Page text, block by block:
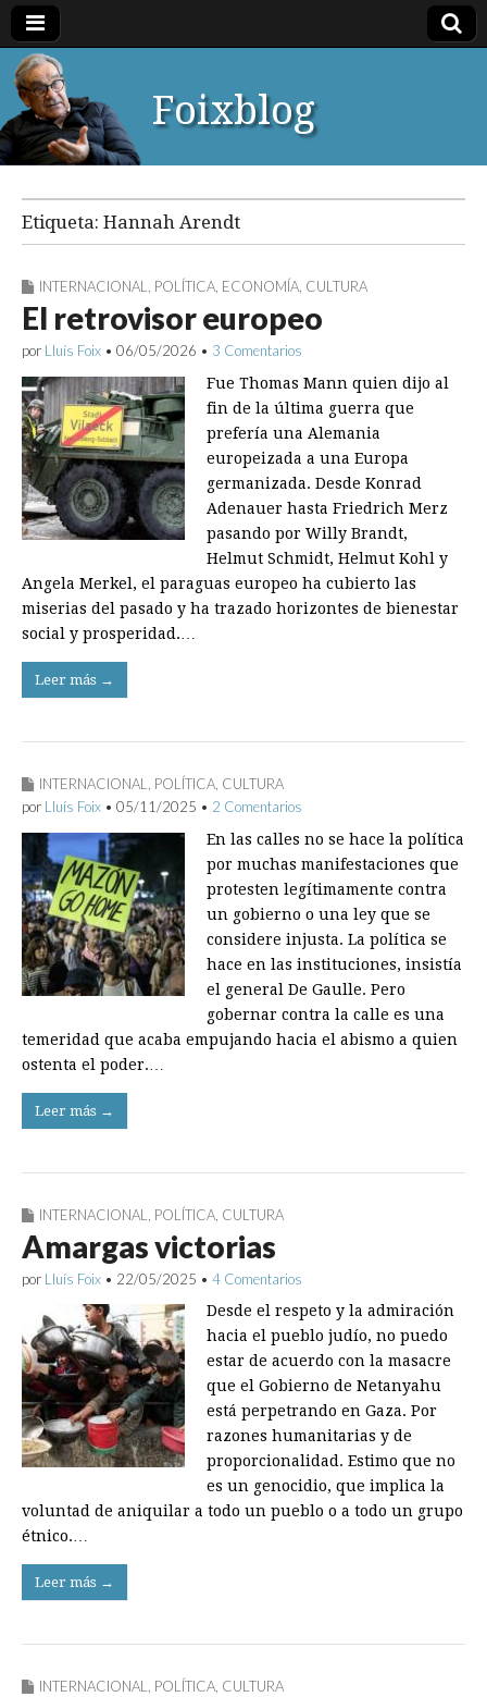
Foixblog
Etiqueta: Hannah Arendt
INTERNACIONAL POLÍTICA ECONOMÍA CULTURA
El retrovisor europeo
por Lluís Foix • 06/05/2026 • 3 Comentarios
Fue Thomas Mann quien dijo al
fin de la última guerra que
prefería una Alemania
europeizada a una Europa
germanizada. Desde Konrad
Adenauer hasta Friedrich Merz
pasando por Willy Brandt,
Helmut Schmidt, Helmut Kohl y
Angela Merkel, el paraguas europeo ha cubierto las
miserias del pasado­ y ha trazado horizontes de bienestar
social y prosperidad.…
Leer más →
INTERNACIONAL POLÍTICA CULTURA
por Lluís Foix • 05/11/2025 • 2 Comentarios
En las calles no se hace la política
por muchas manifestaciones que
protesten legítimamente contra
un gobierno o una ley que se
considere injusta. La política se
hace en las instituciones, insistía
el general De Gaulle. Pero
gobernar contra la calle es una
temeridad que acaba empujando hacia el abismo a quien
ostenta el poder.…
Leer más →
INTERNACIONAL POLÍTICA CULTURA
Amargas victorias
por Lluís Foix • 22/05/2025 • 4 Comentarios
Desde el respeto y la admiración
hacia el pueblo judío, no puedo
estar de acuerdo con la masacre
que el Gobierno de Netanyahu
está perpetrando en Gaza. Por
razones humanitarias y de
proporcionalidad. Estimo que no
es un genocidio, que implica la
voluntad de aniquilar a todo un pueblo o a todo un grupo
étnico.…
Leer más →
INTERNACIONAL, POLÍTICA, CULTURA